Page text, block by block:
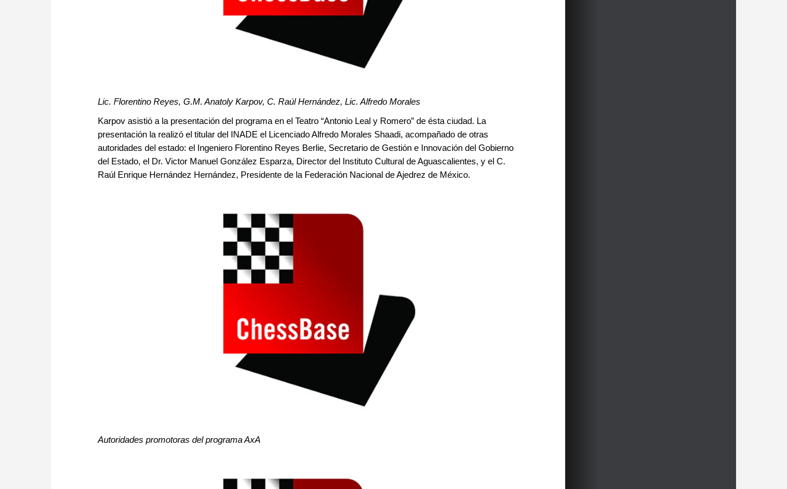
Lic. Florentino Reyes, G.M. Anatoly Karpov, C. Raúl Hernández, Lic. Alfredo Morales
Karpov asistió a la presentación del programa en el Teatro “Antonio Leal y Romero” de ésta ciudad. La
presentación la realizó el titular del INADE el Licenciado Alfredo Morales Shaadi, acompañado de otras
autoridades del estado: el Ingeniero Florentino Reyes Berlie, Secretario de Gestión e Innovación del Gobierno
del Estado, el Dr. Victor Manuel González Esparza, Director del Instituto Cultural de Aguascalientes, y el C.
Raúl Enrique Hernández Hernández, Presidente de la Federación Nacional de Ajedrez de México.
Autoridades promotoras del programa AxA